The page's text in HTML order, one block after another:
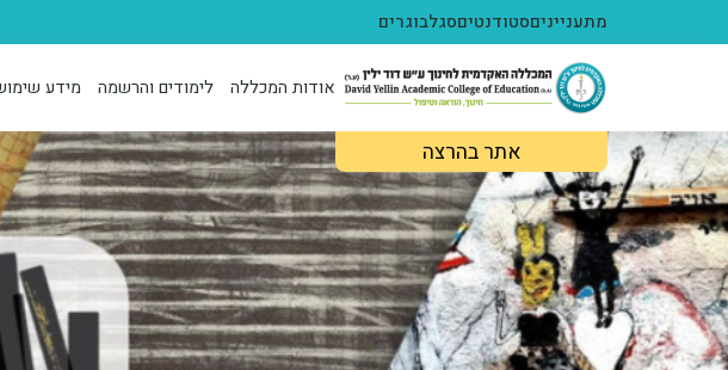
דילוג לתוכן העיקרימתענייניםסטודנטיםסגלבוגרים
אודות המכללה לימודים והרשמה מידע
אתר בהרצה